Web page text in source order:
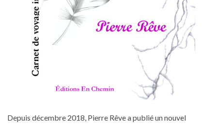
Depuis décembre 2018, Pierre Rêve a publié un nouvel